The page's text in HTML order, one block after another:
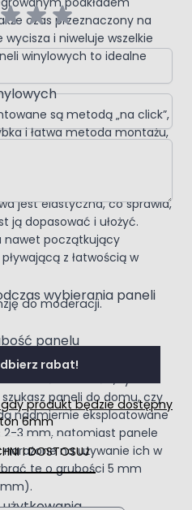
czas przeznaczony na
wycisza i niweluje wszelkie
winylowych to idealne
są metodą „na click”,
i łatwa metoda montażu,
wypustkę i rowek, które
jest elastyczna, co sprawia,
ją dopasować i ułożyć.
nawet początkujący
z łatwością w
wybierania paneli
panelu
tym grubsza jest jego
klasa ścieralności, tym
paneli do domu, czy
nadmiernie eksploatowane
3 mm, natomiast panele
na używanie ich w
te o grubości 5 mm
do moderacji.
rabat!
produkt będzie dostępny
6mm
I DOSTOSUJ